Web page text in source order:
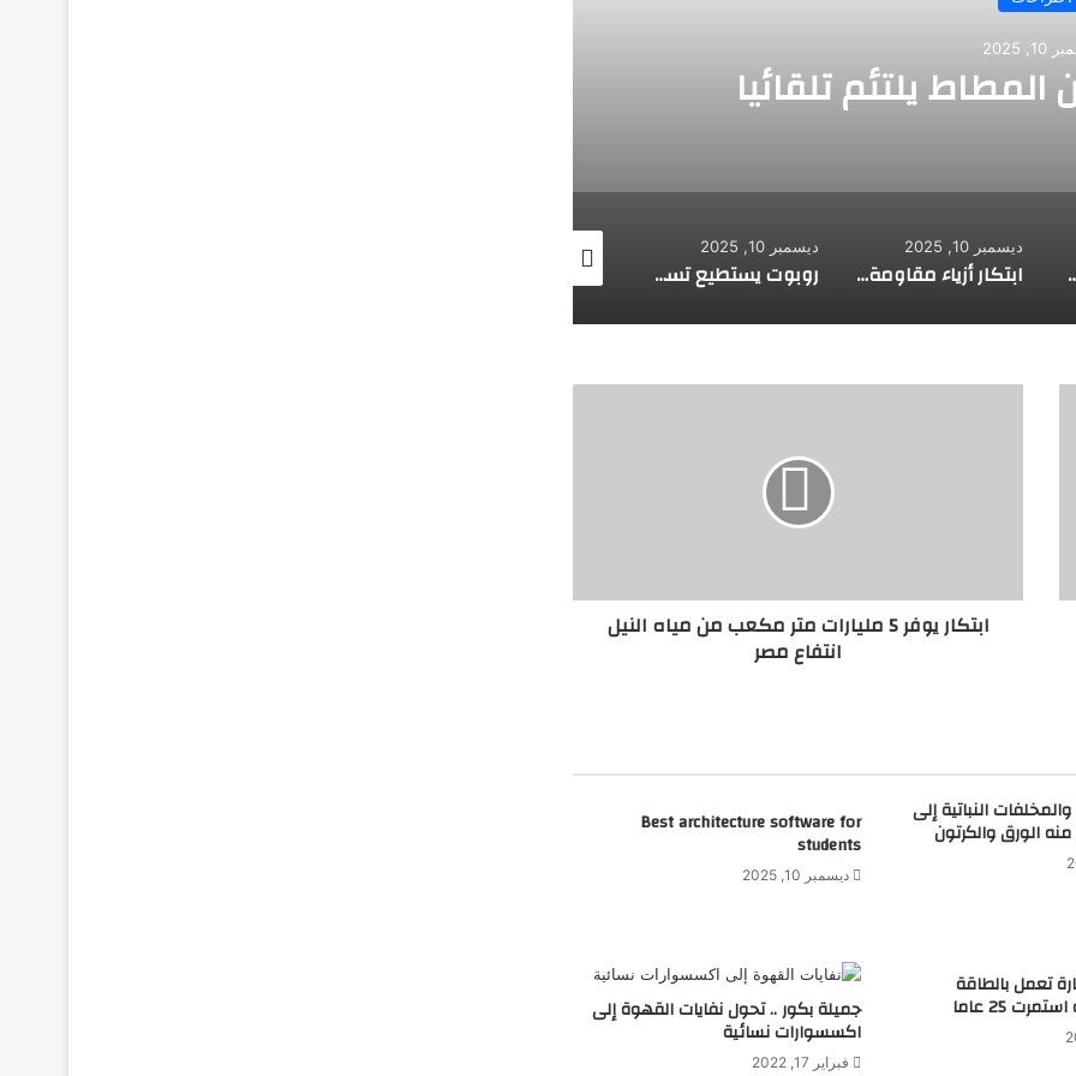
يلتئم تلقائيا
ديسمبر 10, 2025
ابتكار أزياء مقاومة للرصاص
ديسمبر 10, 2025
روبوت يستطيع تسلق الجدران
ديسمبر 10, 2025
ف
ر
ا
ت
ع
ب
ابتكار يوفر 5 مليارات متر مكعب من مياه النيل
انتفاع مصر
النباتية إلى
الورق والكرتون Best architecture software for
students
ديسمبر 10, 2025
تعمل بالطاقة
25 عاما جميلة بكور .. تحول نفايات القهوة إلى
اكسسوارات نسائية
فبراير 17, 2022